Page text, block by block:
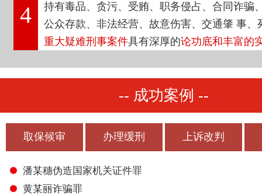
4
持有毒品、贪污、受贿、职务侵占、合同诈骗
公众存款、非法经营、故意伤害、交通肇 事、
重大疑难刑事案件具有深厚的论功底和丰富的
-- 成功案例 --
取保候审 办理缓刑 上诉改判
潘某穗伪造国家机关证件罪
黄某丽诈骗罪